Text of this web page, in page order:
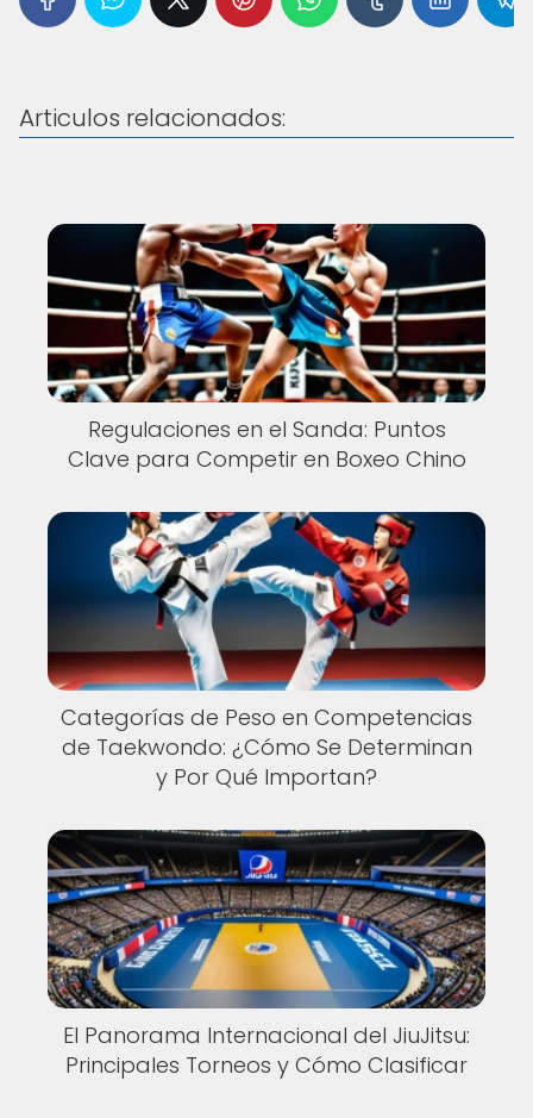
Articulos relacionados:
Regulaciones en el Sanda: Puntos
Clave para Competir en Boxeo Chino
Categorías de Peso en Competencias
de Taekwondo: ¿Cómo Se Determinan
y Por Qué Importan?
El Panorama Internacional del JiuJitsu:
Principales Torneos y Cómo Clasificar